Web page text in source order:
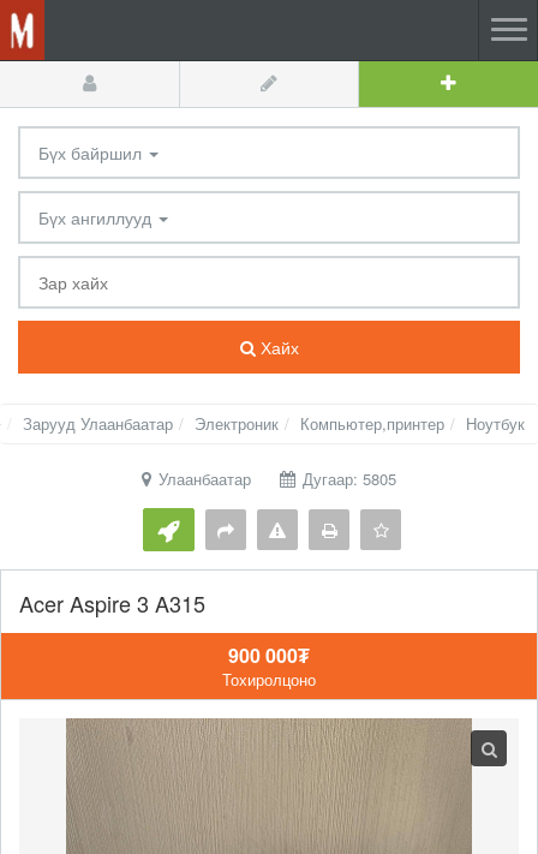
Бүх байршил
Бүх ангиллууд
Хайх
Зарууд Улаанбаатар Электроник Компьютер,принтер Ноутбук
Улаанбаатар Дугаар: 5805
Acer Aspire 3 A315
900 000₮
Тохиролцоно